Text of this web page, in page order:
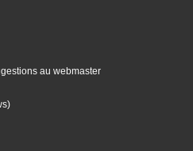
au webmaster